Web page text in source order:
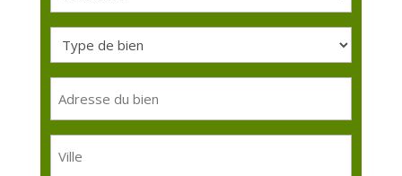
(Nécessaire)
êtes
(Nécessaire)
Type
de
bien